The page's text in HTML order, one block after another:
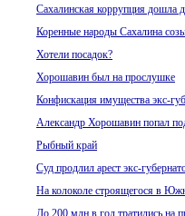
Сахалинская коррупция дошла
Коренные народы Сахалина
Хотели посадок?
Хорошавин был на прослушке
Конфискация имущества экс-
Александр Хорошавин попал
Pыбный край
Суд продлил арест экс-
На колоколе строящегося в
До 200 млн в год тратились на